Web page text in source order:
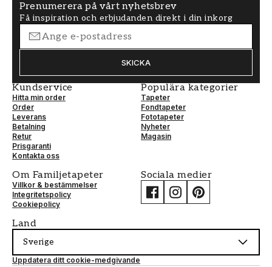
Prenumerera på vårt nyhetsbrev
Få inspiration och erbjudanden direkt i din inkorg
SKICKA
Kundservice
Hitta min order
Order
Leverans
Betalning
Retur
Prisgaranti
Kontakta oss
Populära kategorier
Tapeter
Fondtapeter
Fototapeter
Nyheter
Magasin
Om Familjetapeter
Villkor & bestämmelser
Integritetspolicy
Cookiepolicy
Sociala medier
Land
Sverige
Uppdatera ditt cookie-medgivande